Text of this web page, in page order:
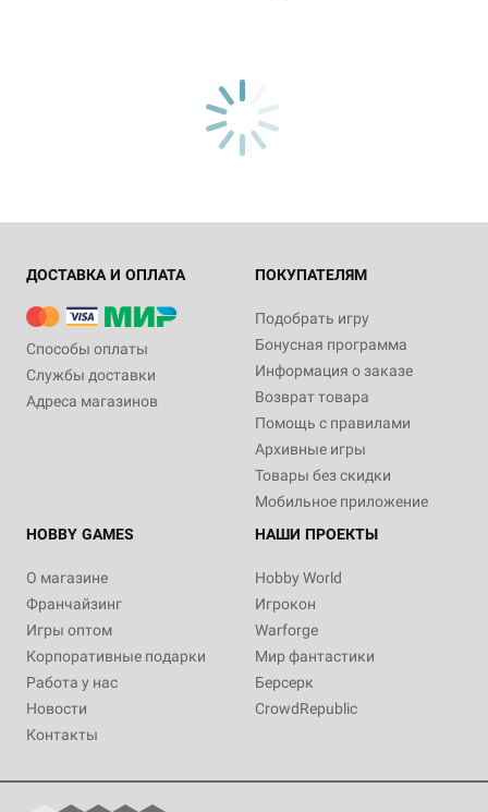
ДОСТАВКА И ОПЛАТА
Способы оплаты
Службы доставки
Адреса магазинов
ПОКУПАТЕЛЯМ
Подобрать игру
Бонусная программа
Информация о заказе
Возврат товара
Помощь с правилами
Архивные игры
Товары без скидки
Мобильное приложение
HOBBY GAMES
О магазине
Франчайзинг
Игры оптом
Корпоративные подарки
Работа у нас
Новости
Контакты
НАШИ ПРОЕКТЫ
Hobby World
Игрокон
Warforge
Мир фантастики
Берсерк
CrowdRepublic